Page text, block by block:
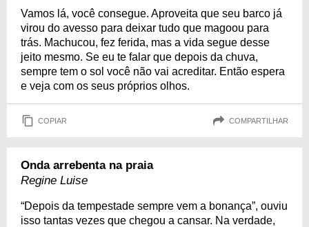
Vamos lá, você consegue. Aproveita que seu barco já
virou do avesso para deixar tudo que magoou para
trás. Machucou, fez ferida, mas a vida segue desse
jeito mesmo. Se eu te falar que depois da chuva,
sempre tem o sol você não vai acreditar. Então espera
e veja com os seus próprios olhos.
COPIAR COMPARTILHAR
Onda arrebenta na praia
Regine Luise
“Depois da tempestade sempre vem a bonança”, ouviu
isso tantas vezes que chegou a cansar. Na verdade,